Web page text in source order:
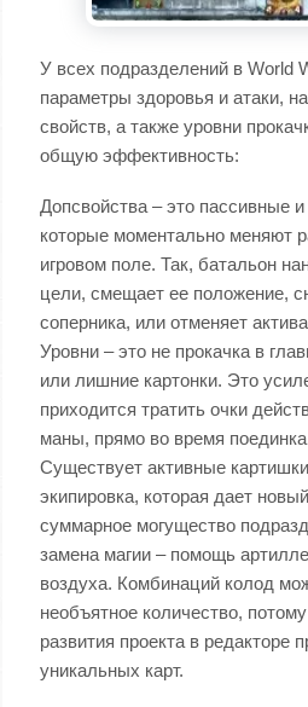
У всех подразделений в World
параметры здоровья и атаки,
свойств, а также уровни
общую эффективность:
Допсвойства – это пассивные
которые моментально меняют
игровом поле. Так, батальон
цели, смещает ее положение,
соперника, или отменяет
Уровни – это не прокачка в
или лишние картонки. Это
приходится тратить очки
маны, прямо во время
Существует активные
экипировка, которая дает
суммарное могущество
замена магии – помощь
воздуха. Комбинаций колод
необъятное количество,
развития проекта в редакторе
уникальных карт.